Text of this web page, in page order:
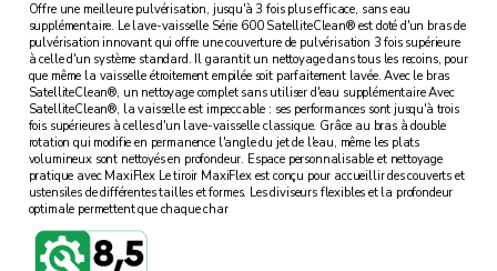
Offre une meilleure pulvérisation, jusqu'à 3 fois plus efficace, sans eau
supplémentaire. Le lave-vaisselle Série 600 SatelliteClean® est doté d'un bras de
pulvérisation innovant qui offre une couverture de pulvérisation 3 fois supérieure
à celle d'un système standard. Il garantit un nettoyage dans tous les recoins, pour
que même la vaisselle étroitement empilée soit parfaitement lavée. Avec le bras
SatelliteClean®, un nettoyage complet sans utiliser d'eau supplémentaire Avec
SatelliteClean®, la vaisselle est impeccable : ses performances sont jusqu'à trois
fois supérieures à celles d'un lave-vaisselle classique. Grâce au bras à double
rotation qui modifie en permanence l'angle du jet de l'eau, même les plats
volumineux sont nettoyés en profondeur. Espace personnalisable et nettoyage
pratique avec MaxiFlex Le tiroir MaxiFlex est conçu pour accueillir des couverts et
ustensiles de différentes tailles et formes. Les diviseurs flexibles et la profondeur
optimale permettent que chaque char